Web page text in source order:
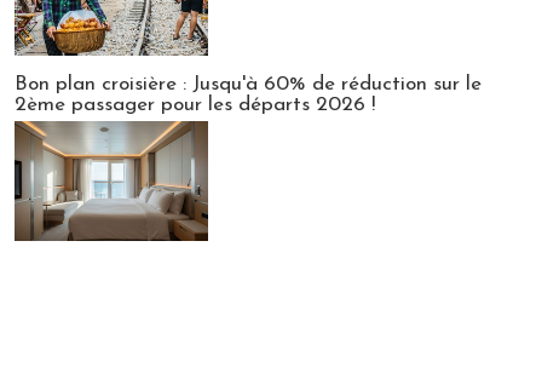
Bon plan croisière : Jusqu'à 60% de réduction sur le
2ème passager pour les départs 2026 !